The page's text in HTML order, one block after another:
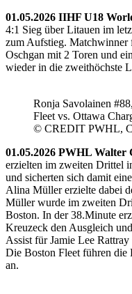
01.05.2026 IIHF U18
4:1 Sieg über Litauen im
zum Aufstieg. Matchwinner
Oschgan mit 2 Toren und
wieder in die zweithöchste
Ronja Savolainen
Fleet vs. Ottawa
© CREDIT PWHL,
01.05.2026 PWHL Walter
erzielten im zweiten Drittel
und sicherten sich damit
Alina Müller erzielte dabei
Müller wurde im zweiten
Boston. In der 38.Minute
Kreuzeck den Ausgleich
Assist für Jamie Lee
Die Boston Fleet führen die
an.